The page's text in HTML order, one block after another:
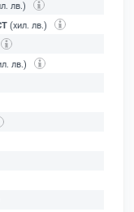
лв.)
(хил. лв.)
лв.)